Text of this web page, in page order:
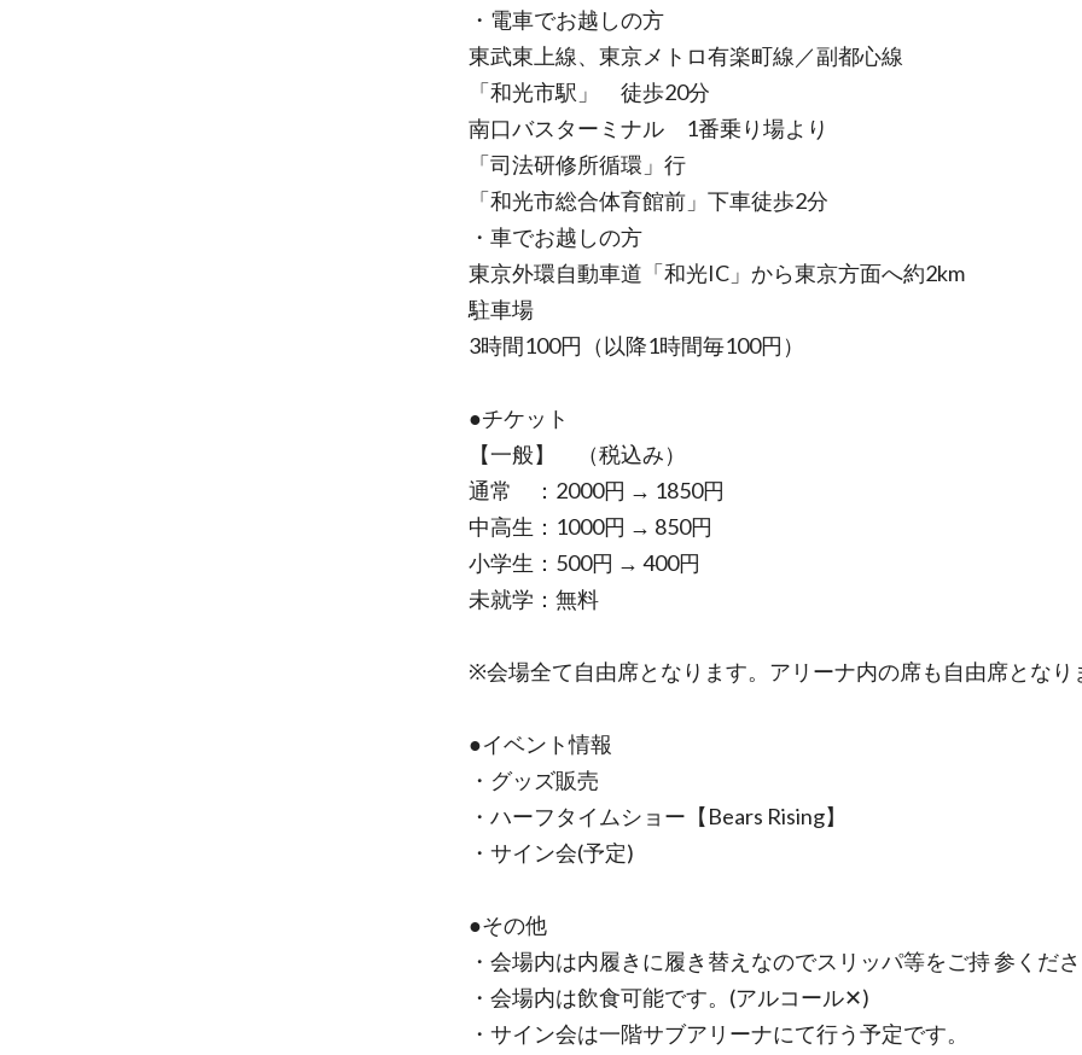
・電車でお越しの方
東武東上線、東京メトロ有楽町線／副都心線
「和光市駅」 徒歩20分
南口バスターミナル 1番乗り場より
「司法研修所循環」行
「和光市総合体育館前」下車徒歩2分
・車でお越しの方
東京外環自動車道「和光IC」から東京方面へ約2km
駐車場
3時間100円（以降1時間毎100円）
●チケット
【一般】 （税込み）
通常 ：2000円 → 1850円
中高生：1000円 → 850円
小学生：500円 → 400円
未就学：無料
※会場全て自由席となります。アリーナ内の席も自由席となり
●イベント情報
・グッズ販売
・ハーフタイムショー【Bears Rising】
・サイン会(予定)
●その他
・会場内は内履きに履き替えなのでスリッパ等をご持 参くだ
・会場内は飲食可能です。(アルコール✕)
・サイン会は一階サブアリーナにて行う予定です。